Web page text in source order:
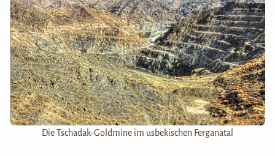
Die Tschadak-Goldmine im usbekischen Ferganatal